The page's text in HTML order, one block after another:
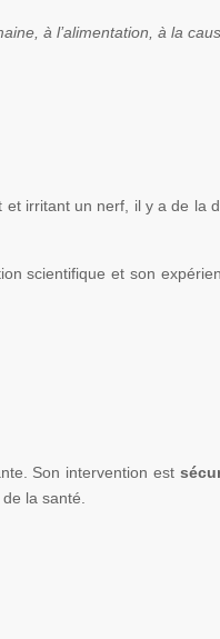
à l’alimentation, à la
irritant un nerf, il y a de
scientifique et son
Son intervention est
la santé.